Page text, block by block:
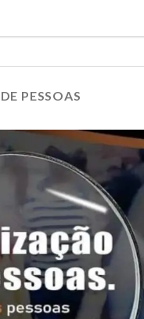
PESSOAS